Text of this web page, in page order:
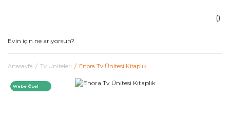
Anasayfa Tv Üniteleri Enora Tv Ünitesi Kitaplık
Webe Özel